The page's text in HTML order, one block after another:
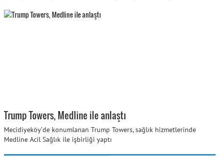
Trump Towers, Medline ile anlaştı
Mecidiyeköy’de konumlanan Trump Towers, sağlık hizmetlerinde
Medline Acil Sağlık ile işbirliği yaptı